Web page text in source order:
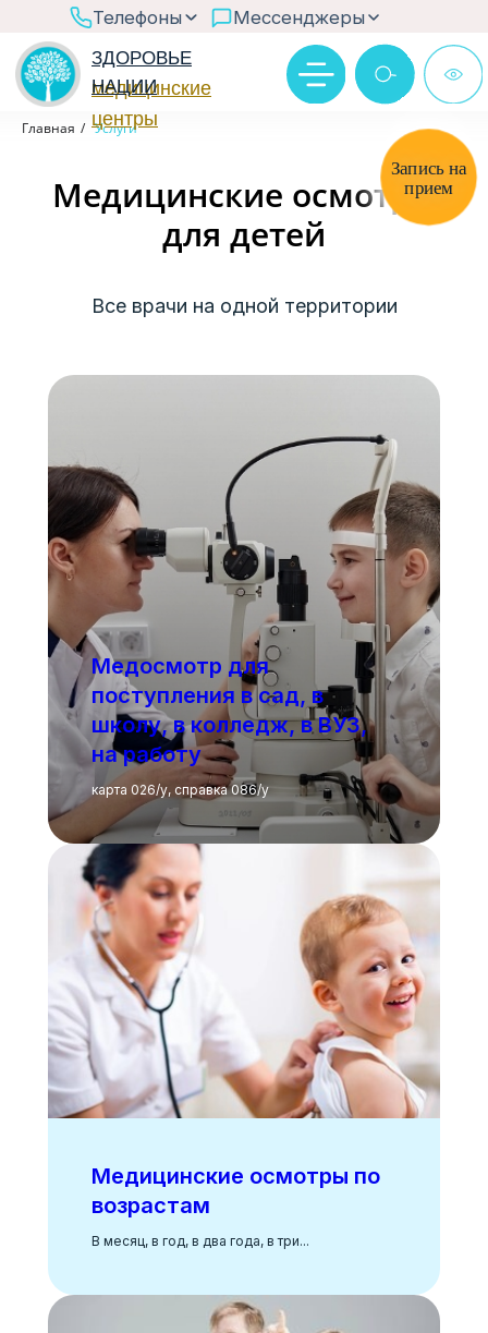
медицинские
центры
НАЦИИ
Телефоны Мессенджеры
Главная / Услуги
Медицинские осмотры
для детей
Все врачи на одной территории
Медосмотр для
поступления в сад, в
школу, в колледж, в ВУЗ,
на работу
карта 026/у, справка 086/у
Медицинские осмотры по
возрастам
В месяц, в год, в два года, в три...
Запись на
прием